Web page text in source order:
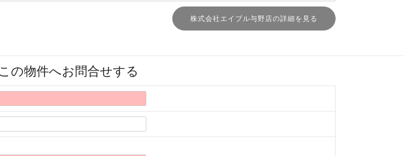
株式会社エイブル与野店の詳細を見る
この物件へお問合せする